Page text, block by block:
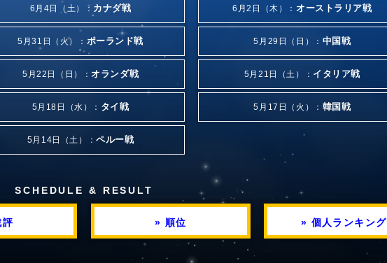
6月4日（土）： カナダ戦 6月2日（木）： オーストラリア戦
5月31日（火）： ポーランド戦 5月29日（日）： 中国戦
5月22日（日）：オランダ戦 5月21日（土）： イタリア戦
5月18日（水）： タイ戦 5月17日（火）： 韓国戦
5月14日（土）：ペルー戦
SCHEDULE & RESULT
評 » 順位 » 個人ランキング